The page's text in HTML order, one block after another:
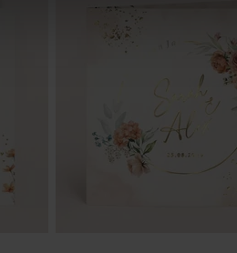
Seifenblasen 'Grün matt' |